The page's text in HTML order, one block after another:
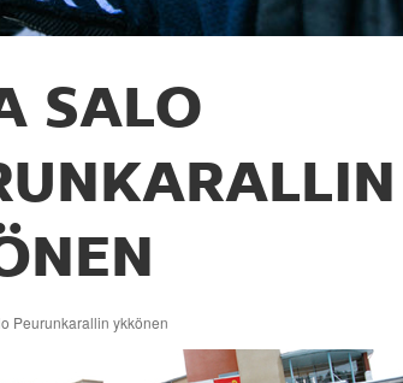
SALO
Peurunkarallin ykkönen